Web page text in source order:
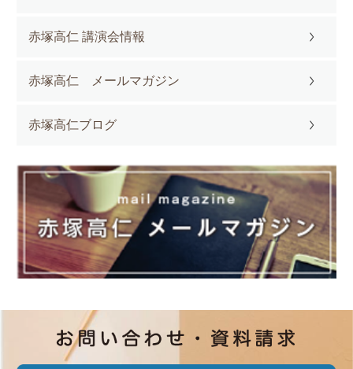
赤塚高仁 講演会情報
赤塚高仁 メールマガジン
赤塚高仁ブログ